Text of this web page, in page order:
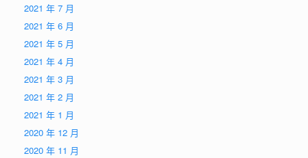
2021 年 7 月
2021 年 6 月
2021 年 5 月
2021 年 4 月
2021 年 3 月
2021 年 2 月
2021 年 1 月
2020 年 12 月
2020 年 11 月